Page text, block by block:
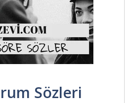
Sözleri